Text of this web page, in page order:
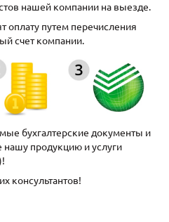
нашей компании на выезде.
оплату путем перечисления
счет компании.
бухгалтерские документы и
продукцию и услуги
консультантов!